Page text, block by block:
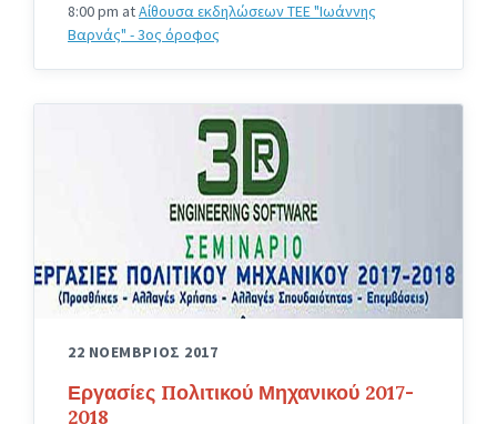
8:00 pm atΑίθουσα εκδηλώσεων ΤΕΕ "Ιωάννης
Βαρνάς" - 3ος όροφος
22 ΝΟΕΜΒΡΙΟΣ 2017
Εργασίες Πολιτικού Μηχανικού 2017-
2018